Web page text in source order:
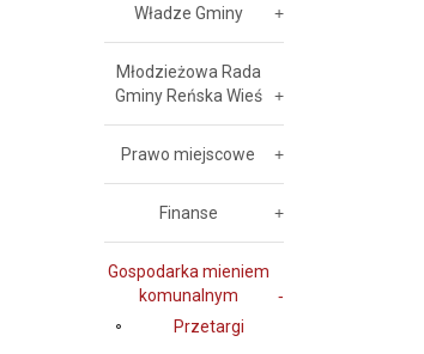
Władze Gminy
Młodzieżowa Rada
Gminy Reńska Wieś
Prawo miejscowe
Finanse
Gospodarka mieniem
komunalnym
Przetargi